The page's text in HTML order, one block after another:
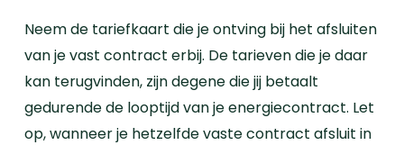
Neem de tariefkaart die je ontving bij het afsluiten
van je vast contract erbij. De tarieven die je daar
kan terugvinden, zijn degene die jij betaalt
gedurende de looptijd van je energiecontract. Let
op, wanneer je hetzelfde vaste contract afsluit in